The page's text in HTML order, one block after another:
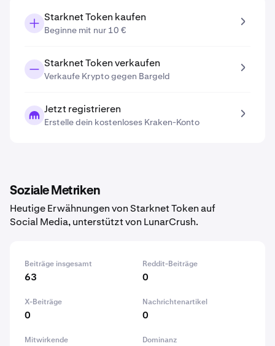
Starknet Token kaufen
Beginne mit nur 10 €
Starknet Token verkaufen
Verkaufe Krypto gegen Bargeld
Jetzt registrieren
Erstelle dein kostenloses Kraken-Konto
Soziale Metriken
Heutige Erwähnungen von Starknet Token auf
Social Media, unterstützt von LunarCrush.
Beiträge insgesamt
63
Reddit-Beiträge
0
X-Beiträge
0
Nachrichtenartikel
0
Mitwirkende Dominanz